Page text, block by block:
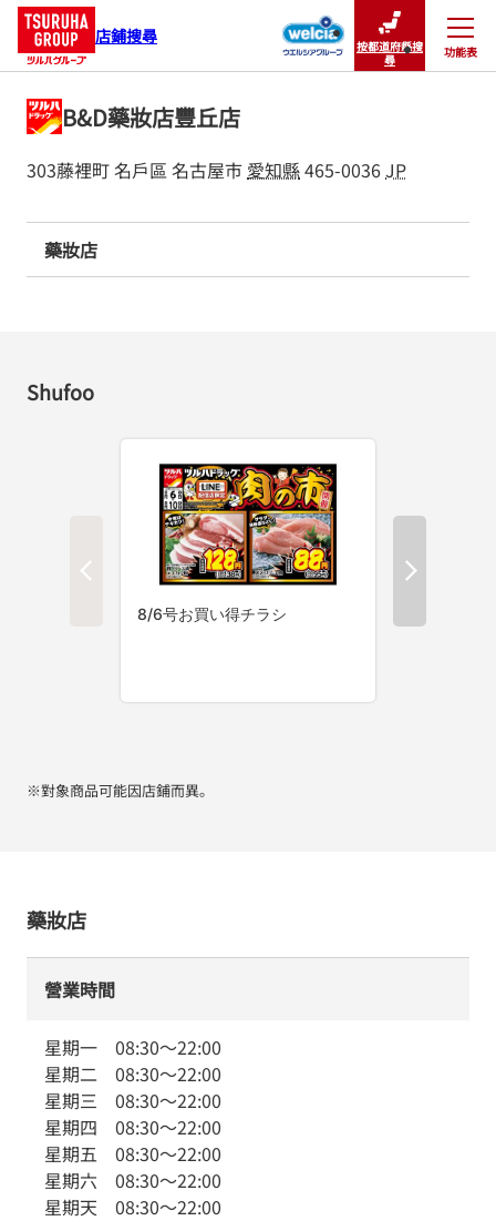
店鋪搜尋
按都道府縣搜
尋
功能表
關閉
B&D藥妝店豐丘店
303藤裡町名戶區名古屋市 愛知縣465-0036JP
藥妝店
Shufoo
※對象商品可能因店鋪而異。
藥妝店
營業時間
星期一 08:30～22:00
星期二 08:30～22:00
星期三 08:30～22:00
星期四 08:30～22:00
星期五 08:30～22:00
星期六 08:30～22:00
星期天 08:30～22:00